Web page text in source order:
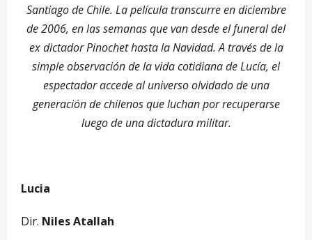
Santiago de Chile. La película transcurre en diciembre
de 2006, en las semanas que van desde el funeral del
ex dictador Pinochet hasta la Navidad. A través de la
simple observación de la vida cotidiana de Lucía, el
espectador accede al universo olvidado de una
generación de chilenos que luchan por recuperarse
luego de una dictadura militar.
Lucia
Dir. Niles Atallah